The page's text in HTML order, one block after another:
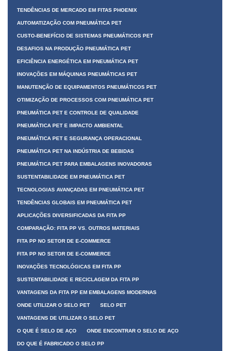
TENDÊNCIAS DE MERCADO EM FITAS PHOENIX
AUTOMATIZAÇÃO COM PNEUMÁTICA PET
CUSTO-BENEFÍCIO DE SISTEMAS PNEUMÁTICOS PET
DESAFIOS NA PRODUÇÃO PNEUMÁTICA PET
EFICIÊNCIA ENERGÉTICA EM PNEUMÁTICA PET
INOVAÇÕES EM MÁQUINAS PNEUMÁTICAS PET
MANUTENÇÃO DE EQUIPAMENTOS PNEUMÁTICOS PET
OTIMIZAÇÃO DE PROCESSOS COM PNEUMÁTICA PET
PNEUMÁTICA PET E CONTROLE DE QUALIDADE
PNEUMÁTICA PET E IMPACTO AMBIENTAL
PNEUMÁTICA PET E SEGURANÇA OPERACIONAL
PNEUMÁTICA PET NA INDÚSTRIA DE BEBIDAS
PNEUMÁTICA PET PARA EMBALAGENS INOVADORAS
SUSTENTABILIDADE EM PNEUMÁTICA PET
TECNOLOGIAS AVANÇADAS EM PNEUMÁTICA PET
TENDÊNCIAS GLOBAIS EM PNEUMÁTICA PET
APLICAÇÕES DIVERSIFICADAS DA FITA PP
COMPARAÇÃO: FITA PP VS. OUTROS MATERIAIS
FITA PP NO SETOR DE E-COMMERCE
FITA PP NO SETOR DE E-COMMERCE
INOVAÇÕES TECNOLÓGICAS EM FITA PP
SUSTENTABILIDADE E RECICLAGEM DA FITA PP
VANTAGENS DA FITA PP EM EMBALAGENS MODERNAS
ONDE UTILIZAR O SELO PET SELO PET
VANTAGENS DE UTILIZAR O SELO PET
O QUE É SELO DE AÇO ONDE ENCONTRAR O SELO DE AÇO
DO QUE É FABRICADO O SELO PP